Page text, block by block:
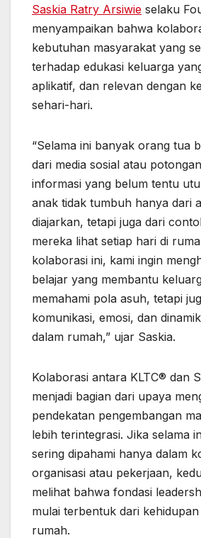
Saskia Ratry Arsiwie selaku
menyampaikan bahwa
kebutuhan masyarakat yang
terhadap edukasi keluarga
aplikatif, dan relevan dengan
sehari-hari.
“Selama ini banyak orang tua
dari media sosial atau
informasi yang belum tentu
anak tidak tumbuh hanya dari
diajarkan, tetapi juga dari
mereka lihat setiap hari di
kolaborasi ini, kami ingin
belajar yang membantu
memahami pola asuh, tetapi
komunikasi, emosi, dan
dalam rumah,” ujar Saskia.
Kolaborasi antara KLTC® dan
menjadi bagian dari upaya
pendekatan pengembangan
lebih terintegrasi. Jika selama
sering dipahami hanya dalam
organisasi atau pekerjaan,
melihat bahwa fondasi
mulai terbentuk dari
rumah.